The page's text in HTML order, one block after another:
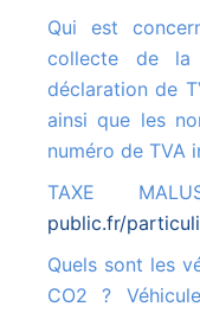
Qui est concerné par cette démarche ? La
collecte de
déclaration de
ainsi que les
numéro de TVA
TAXE
public.fr/
Quels sont les véhicules concernés par le malus
CO2 ?